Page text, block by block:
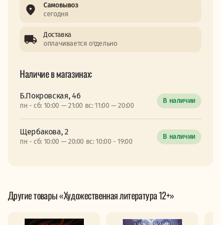
Самовывоз
сегодня
Доставка
оплачивается отдельно
Наличие в магазинах:
Б.Покровская, 46
пн - сб: 10:00 — 21:00 вс: 11:00 — 20:00
В наличии
Щербакова, 2
пн - сб: 10:00 — 20:00 вс: 10:00 - 19:00
В наличии
Другие товары «Художественная литература 12+»